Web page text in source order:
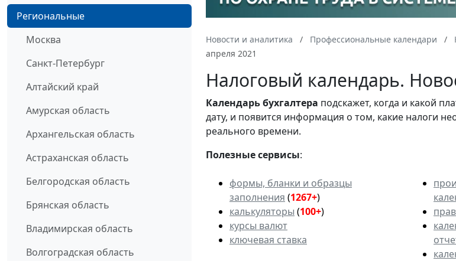
Региональные
Москва
Санкт-Петербург
Алтайский край
Амурская область
Архангельская область
Астраханская область
Белгородская область
Брянская область
Владимирская область
Волгоградская область
Новости и аналитика Профессиональные календари
апреля 2021
Налоговый календарь.
Календарьбухгалтера подскажет, когда и какой
дату, и появится информация о том, какие налоги
реального времени.
Полезные сервисы:
формы, бланки и образцы
заполнения (1267+)
калькуляторы (100+)
курсы валют
ключевая ставка